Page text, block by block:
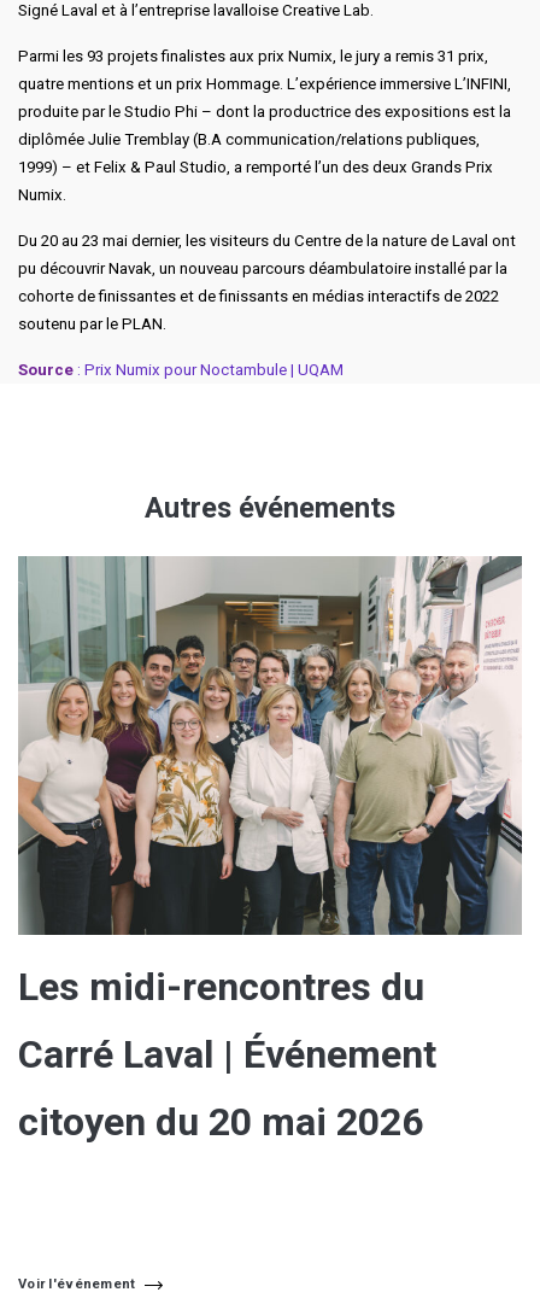
Signé Laval et à l’entreprise lavalloise Creative Lab.
Parmi les 93 projets finalistes aux prix Numix, le jury a remis 31 prix,
quatre mentions et un prix Hommage. L’expérience immersive L’INFINI,
produite par le Studio Phi – dont la productrice des expositions est la
diplômée Julie Tremblay (B.A communication/relations publiques,
1999) – et Felix & Paul Studio, a remporté l’un des deux Grands Prix
Numix.
Du 20 au 23 mai dernier, les visiteurs du Centre de la nature de Laval ont
pu découvrirNavak, un nouveau parcours déambulatoire installé par la
cohorte de finissantes et de finissants en médias interactifs de 2022
soutenu par le PLAN.
Source : Prix Numix pour Noctambule | UQAM
Autres événements
Les midi-rencontres du
Carré Laval | Événement
citoyen du 20 mai 2026
Voir l'événement